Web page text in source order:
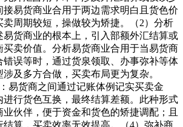
易货商业合用于两边需求明白且货色价
周期较短，操做较为矫捷。（2）分析
易货商业的根本上，引入部额外汇结算或
买卖价值。分析易货商业合用于当易货商
错误等时，通过货泉领取、办事弥补等体
及多方合做，买卖布局更为复杂。
易货商之间通过记账体例记实买卖金
进行货色互换，最终结算差额。此种形式
伙伴，便于资金和货色的矫捷调配；且